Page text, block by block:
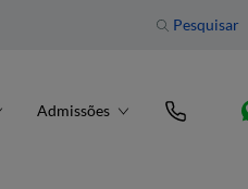
Pesquisar
Admissões